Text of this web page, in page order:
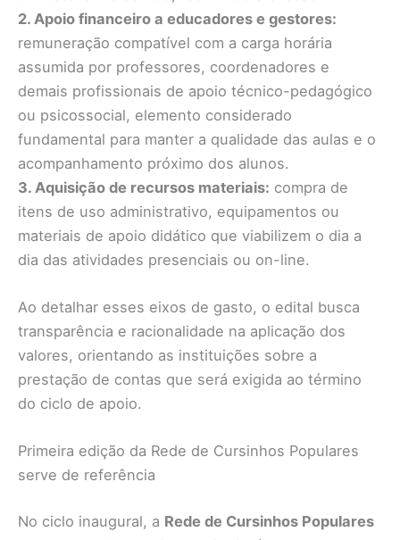
2. Apoio financeiro a educadores e gestores:
remuneração compatível com a carga horária
assumida por professores, coordenadores e
demais profissionais de apoio técnico-pedagógico
ou psicossocial, elemento considerado
fundamental para manter a qualidade das aulas e o
acompanhamento próximo dos alunos.
3. Aquisição de recursos materiais: compra de
itens de uso administrativo, equipamentos ou
materiais de apoio didático que viabilizem o dia a
dia das atividades presenciais ou on-line.
Ao detalhar esses eixos de gasto, o edital busca
transparência e racionalidade na aplicação dos
valores, orientando as instituições sobre a
prestação de contas que será exigida ao término
do ciclo de apoio.
Primeira edição da Rede de Cursinhos Populares
serve de referência
No ciclo inaugural, a Rede de Cursinhos Populares